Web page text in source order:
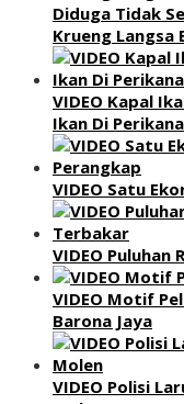
Diduga Tidak
Krueng Langsa
VIDEO Kapal
Ikan Di
VIDEO Satu
VIDEO Puluhan
VIDEO Motif
Barona Jaya
VIDEO Polisi